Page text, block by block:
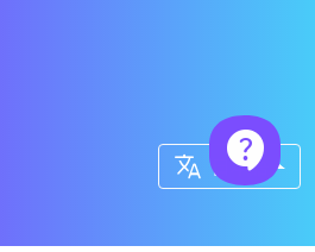
 日本語
